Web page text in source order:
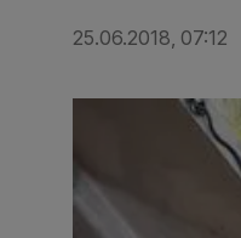
25.06.2018, 07:12